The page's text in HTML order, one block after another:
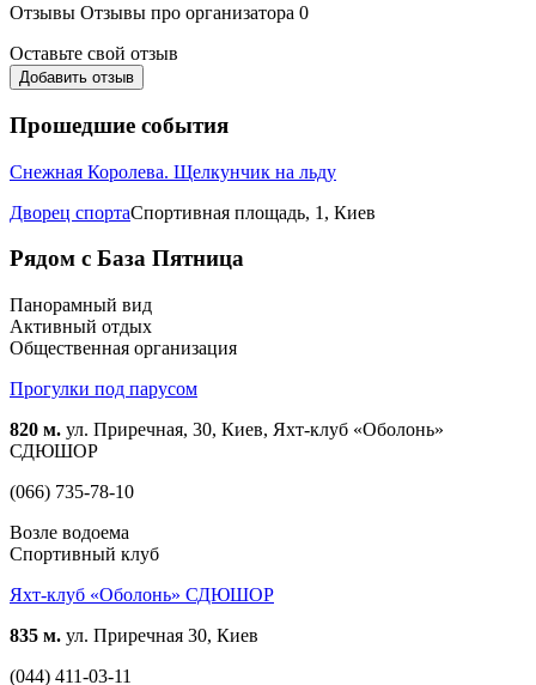
Отзывы Отзывы про организатора 0
Оставьте свой отзыв
Добавить отзыв
Прошедшие события
Снежная Королева. Щелкунчик на льду
Дворец спортаСпортивная площадь, 1, Киев
Рядом с База Пятница
Панорамный вид
Активный отдых
Общественная организация
Прогулки под парусом
820 м. ул. Приречная, 30, Киев, Яхт-клуб «Оболонь»
СДЮШОР
(066) 735-78-10
Возле водоема
Спортивный клуб
Яхт-клуб «Оболонь» СДЮШОР
835 м. ул. Приречная 30, Киев
(044) 411-03-11